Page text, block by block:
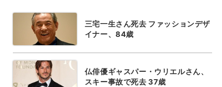
三宅一生さん死去 ファッションデザ
イナー、84歳
仏俳優ギャスパー・ウリエルさん、
スキー事故で死去 37歳